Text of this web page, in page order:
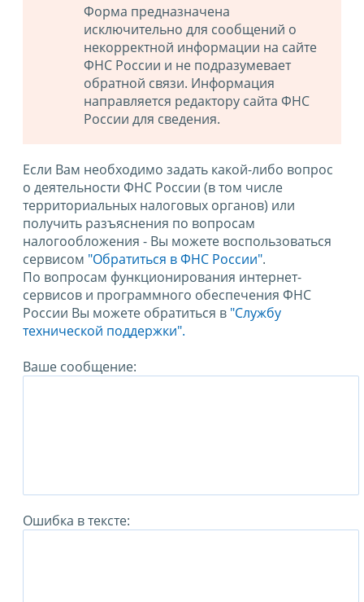
Форма предназначена
исключительно для сообщений о
некорректной информации на сайте
ФНС России и не подразумевает
обратной связи. Информация
направляется редактору сайта ФНС
России для сведения.
Если Вам необходимо задать какой-либо вопрос
о деятельности ФНС России (в том числе
территориальных налоговых органов) или
получить разъяснения по вопросам
налогообложения - Вы можете воспользоваться
сервисом "Обратиться в ФНС России".
По вопросам функционирования интернет-
сервисов и программного обеспечения ФНС
России Вы можете обратиться в "Службу
технической поддержки".
Ваше сообщение:
Ошибка в тексте: